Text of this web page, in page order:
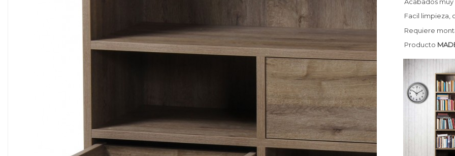
Facil limpieza,
Requiere
Producto